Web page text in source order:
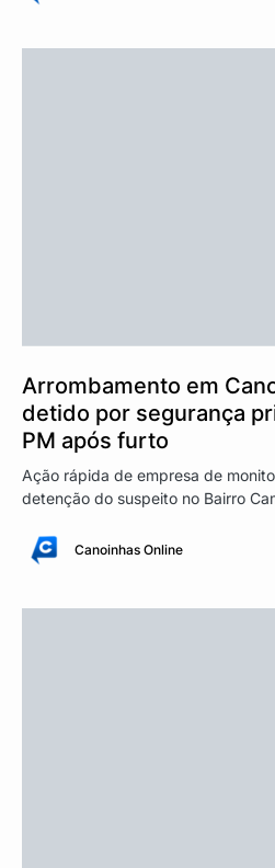
Arrombamento em
detido por segurança
PM após furto
Ação rápida de empresa de
detenção do suspeito no Bairro
Canoinhas Online